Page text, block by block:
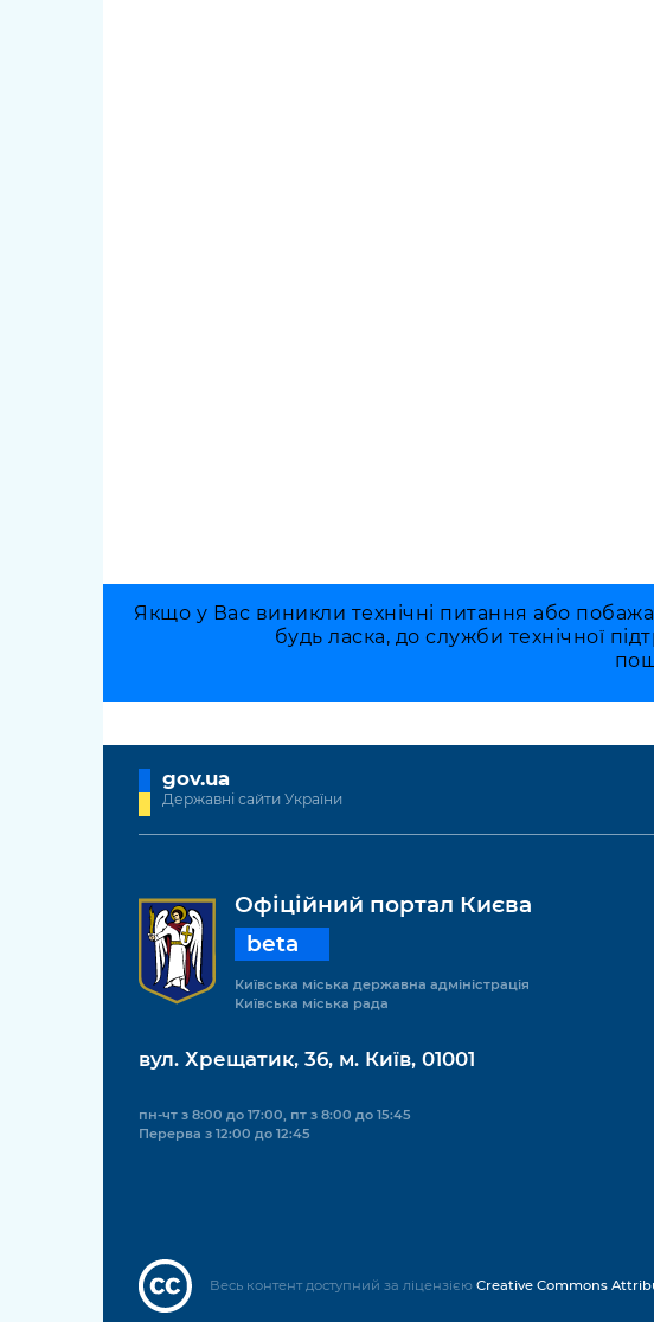
Якщо у Вас виникли технічні питання або
будь ласка, до служби технічної
gov.ua
Державні сайти України
Офіційний портал Києва
beta
Київська міська державна адміністрація
Київська міська рада
вул. Хрещатик, 36, м. Київ, 01001
пн-чт з 8:00 до 17:00, пт з 8:00 до 15:45
Перерва з 12:00 до 12:45
Весь контент доступний за ліцензією Creative Commons